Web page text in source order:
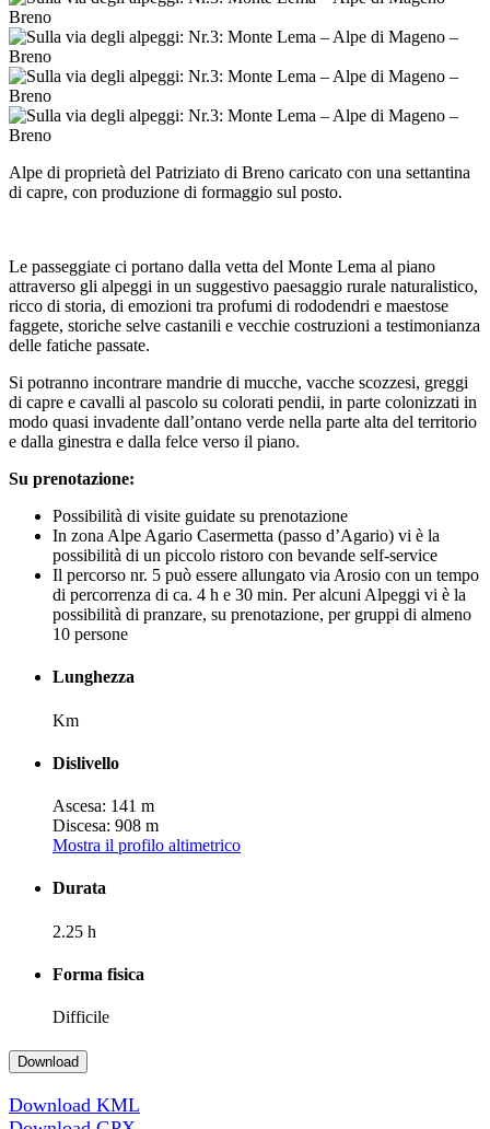
Alpe di proprietà del Patriziato di Breno caricato con una settantina
di capre, con produzione di formaggio sul posto.
Le passeggiate ci portano dalla vetta del Monte Lema al piano
attraverso gli alpeggi in un suggestivo paesaggio rurale naturalistico,
ricco di storia, di emozioni tra profumi di rododendri e maestose
faggete, storiche selve castanili e vecchie costruzioni a testimonianza
delle fatiche passate.
Si potranno incontrare mandrie di mucche, vacche scozzesi, greggi
di capre e cavalli al pascolo su colorati pendii, in parte colonizzati in
modo quasi invadente dall’ontano verde nella parte alta del territorio
e dalla ginestra e dalla felce verso il piano.
Su prenotazione:
Possibilità di visite guidate su prenotazione
In zona Alpe Agario Casermetta (passo d’Agario) vi è la
possibilità di un piccolo ristoro con bevande self-service
Il percorso nr. 5 può essere allungato via Arosio con un tempo
di percorrenza di ca. 4 h e 30 min. Per alcuni Alpeggi vi è la
possibilità di pranzare, su prenotazione, per gruppi di almeno
10 persone
Lunghezza
Km
Dislivello
Ascesa: 141 m
Discesa: 908 m
Mostra il profilo altimetrico
Durata
2.25 h
Forma fisica
Difficile
Download
Download KML